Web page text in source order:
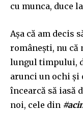
cu munca, duce
Așa că am decis
românești, nu că
lungul timpului,
arunci un ochi și
încearcă să iasă
noi, cele din